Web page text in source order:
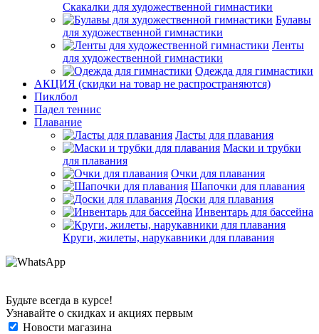
Скакалки для художественной гимнастики
Булавы
для художественной гимнастики
Ленты
для художественной гимнастики
Одежда для гимнастики
АКЦИЯ (скидки на товар не распространяются)
Пиклбол
Падел теннис
Плавание
Ласты для плавания
Маски и трубки
для плавания
Очки для плавания
Шапочки для плавания
Доски для плавания
Инвентарь для бассейна
Круги, жилеты, нарукавники для плавания
Будьте всегда в курсе!
Узнавайте о скидках и акциях первым
Новости магазина